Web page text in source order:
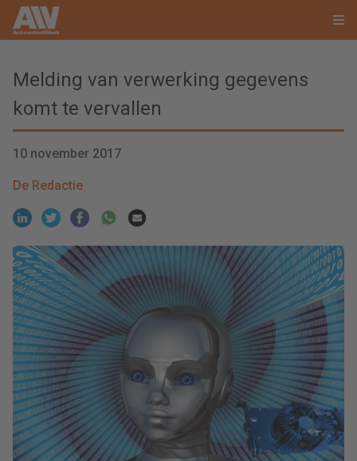
Melding van verwerking gegevens
komt te vervallen
10 november 2017
De Redactie